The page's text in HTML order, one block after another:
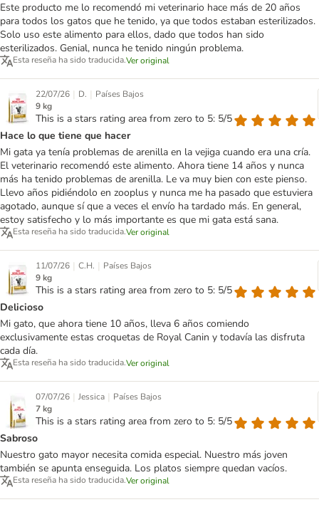
Este producto me lo recomendó mi veterinario hace más de 20 años
para todos los gatos que he tenido, ya que todos estaban esterilizados.
Solo uso este alimento para ellos, dado que todos han sido
esterilizados. Genial, nunca he tenido ningún problema.
Esta reseña ha sido traducida.Ver original
22/07/26 | D. | Países Bajos
9 kg
This is a stars rating area from zero to 5: 5/5
Hace lo que tiene que hacer
Mi gata ya tenía problemas de arenilla en la vejiga cuando era una cría.
El veterinario recomendó este alimento. Ahora tiene 14 años y nunca
más ha tenido problemas de arenilla. Le va muy bien con este pienso.
Llevo años pidiéndolo en zooplus y nunca me ha pasado que estuviera
agotado, aunque sí que a veces el envío ha tardado más. En general,
estoy satisfecho y lo más importante es que mi gata está sana.
Esta reseña ha sido traducida.Ver original
11/07/26 | C.H. | Países Bajos
9 kg
This is a stars rating area from zero to 5: 5/5
Delicioso
Mi gato, que ahora tiene 10 años, lleva 6 años comiendo
exclusivamente estas croquetas de Royal Canin y todavía las disfruta
cada día.
Esta reseña ha sido traducida.Ver original
07/07/26 | Jessica | Países Bajos
7 kg
This is a stars rating area from zero to 5: 5/5
Sabroso
Nuestro gato mayor necesita comida especial. Nuestro más joven
también se apunta enseguida. Los platos siempre quedan vacíos.
Esta reseña ha sido traducida.Ver original